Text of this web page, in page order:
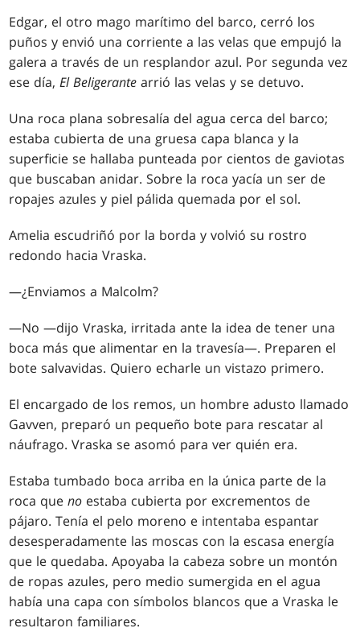
Edgar, el otro mago marítimo del barco, cerró los
puños y envió una corriente a las velas que empujó la
galera a través de un resplandor azul. Por segunda vez
ese día,El Beligerante arrió las velas y se detuvo.
Una roca plana sobresalía del agua cerca del barco;
estaba cubierta de una gruesa capa blanca y la
superficie se hallaba punteada por cientos de gaviotas
que buscaban anidar. Sobre la roca yacía un ser de
ropajes azules y piel pálida quemada por el sol.
Amelia escudriñó por la borda y volvió su rostro
redondo hacia Vraska.
—¿Enviamos a Malcolm?
—No —dijo Vraska, irritada ante la idea de tener una
boca más que alimentar en la travesía—. Preparen el
bote salvavidas. Quiero echarle un vistazo primero.
El encargado de los remos, un hombre adusto llamado
Gavven, preparó un pequeño bote para rescatar al
náufrago. Vraska se asomó para ver quién era.
Estaba tumbado boca arriba en la única parte de la
roca queno estaba cubierta por excrementos de
pájaro. Tenía el pelo moreno e intentaba espantar
desesperadamente las moscas con la escasa energía
que le quedaba. Apoyaba la cabeza sobre un montón
de ropas azules, pero medio sumergida en el agua
había una capa con símbolos blancos que a Vraska le
resultaron familiares.